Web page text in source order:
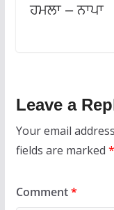
ਹਮਲਾ – ਨਾਪਾ
Leave a
Your email
fields are marked *
Comment*